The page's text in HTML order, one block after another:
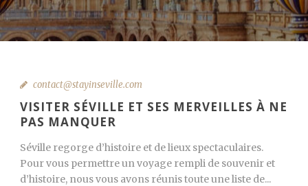
contact@stayinseville.com
VISITER SÉVILLE ET SES MERVEILLES À NE
PAS MANQUER
Séville regorge d’histoire et de lieux spectaculaires.
Pour vous permettre un voyage rempli de souvenir et
d’histoire, nous vous avons réunis toute une liste de...